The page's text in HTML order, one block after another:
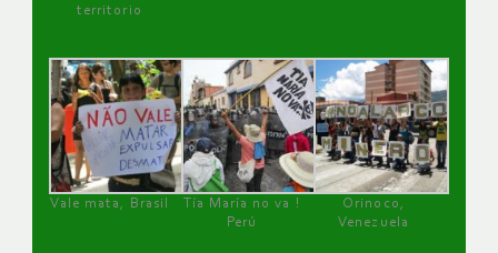
territorio
Vale mata, Brasil
Tía María no va !
Perú
Orinoco,
Venezuela